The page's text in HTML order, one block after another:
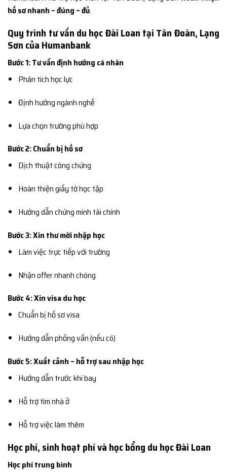
hồ sơ nhanh – đúng – đủ.
Quy trình tư vấn du học Đài Loan tại Tân Đoàn, Lạng
Sơn của Humanbank
Bước 1: Tư vấn định hướng cá nhân
Phân tích học lực
Định hướng ngành nghề
Lựa chọn trường phù hợp
Bước 2: Chuẩn bị hồ sơ
Dịch thuật công chứng
Hoàn thiện giấy tờ học tập
Hướng dẫn chứng minh tài chính
Bước 3: Xin thư mời nhập học
Làm việc trực tiếp với trường
Nhận offer nhanh chóng
Bước 4: Xin visa du học
Chuẩn bị hồ sơ visa
Hướng dẫn phỏng vấn (nếu có)
Bước 5: Xuất cảnh – hỗ trợ sau nhập học
Hướng dẫn trước khi bay
Hỗ trợ tìm nhà ở
Hỗ trợ việc làm thêm
Học phí, sinh hoạt phí và học bổng du học Đài Loan
Học phí trung bình